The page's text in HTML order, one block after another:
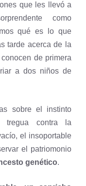
que les llevó a
como
qué es lo que
tarde acerca de la
de primera
a dos niños de
sobre el instinto
tregua contra la
el insoportable
el patriomonio
genético.